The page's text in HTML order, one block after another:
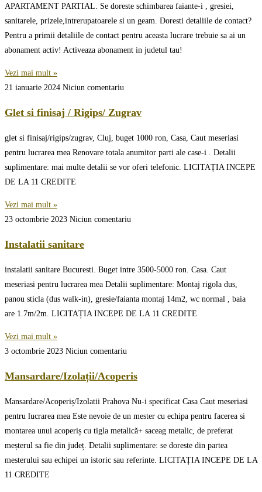
APARTAMENT PARTIAL. Se doreste schimbarea faiante-i , gresiei,
sanitarele, prizele,intrerupatoarele si un geam. Doresti detaliile de contact?
Pentru a primii detaliile de contact pentru aceasta lucrare trebuie sa ai un
abonament activ! Activeaza abonament in judetul tau!
Vezi mai mult »
21 ianuarie 2024 Niciun comentariu
Glet si finisaj / Rigips/ Zugrav
glet si finisaj/rigips/zugrav, Cluj, buget 1000 ron, Casa, Caut meseriasi
pentru lucrarea mea Renovare totala anumitor parti ale case-i . Detalii
suplimentare: mai multe detalii se vor oferi telefonic. LICITAȚIA INCEPE
DE LA 11 CREDITE
Vezi mai mult »
23 octombrie 2023 Niciun comentariu
Instalatii sanitare
instalatii sanitare Bucuresti. Buget intre 3500-5000 ron. Casa. Caut
meseriasi pentru lucrarea mea Detalii suplimentare: Montaj rigola dus,
panou sticla (dus walk-in), gresie/faianta montaj 14m2, wc normal , baia
are 1.7m/2m. LICITAȚIA INCEPE DE LA 11 CREDITE
Vezi mai mult »
3 octombrie 2023 Niciun comentariu
Mansardare/Izolații/Acoperis
Mansardare/Acoperiș/Izolatii Prahova Nu-i specificat Casa Caut meseriasi
pentru lucrarea mea Este nevoie de un mester cu echipa pentru facerea si
montarea unui acoperiș cu tigla metalică+ saceag metalic, de preferat
meșterul sa fie din județ. Detalii suplimentare: se doreste din partea
mesterului sau echipei un istoric sau referinte. LICITAȚIA INCEPE DE LA
11 CREDITE